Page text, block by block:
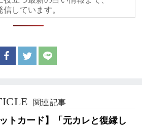
信しています。
関連記事
ットカード】「元カレと復縁し